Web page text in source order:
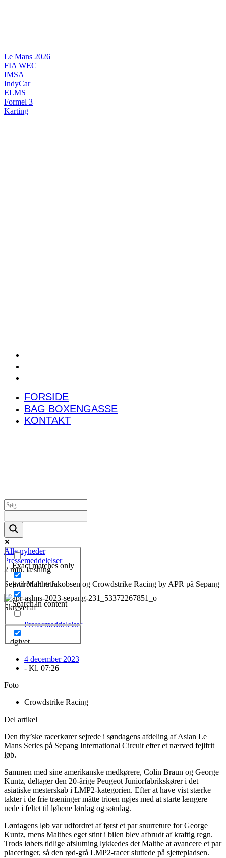
Le Mans 2026
FIA WEC
IMSA
IndyCar
ELMS
Formel 3
Karting
FORSIDE
BAG BOXENGASSE
KONTAKT
Exact matches only
Search in title
Search in content
Alle nyheder
Pressemeddelelser
2 min. læsning
Sejr til Malthe Jakobsen og Crowdstrike Racing by APR på Sepang
Skrevet af
Pressemeddelelser
Udgivet
4 december 2023
- Kl. 07:26
Foto
Crowdstrike Racing
Del artikel
Den thy’ske racerkører sejrede i søndagens afdeling af Asian Le
Mans Series på Sepang International Circuit efter et nærved fejlfrit
løb.
Sammen med sine amerikanske medkørere, Colin Braun og George
Kuntz, deltager den 20-årige Peugeot Juniorfabrikskører i det
asiatiske mesterskab i LMP2-kategorien. Efter at have vist stærke
takter i de frie træninger måtte trioen nøjes med at starte længere
nede i feltet til løbene lørdag og søndag.
Lørdagens løb var udfordret af først et par snurreture for George
Kuntz, mens Malthes eget stint i bilen blev afbrudt af kraftig regn.
Trods løbets tidlige afslutning lykkedes det Malthe at avancere et par
placeringer, så den rød-grå LMP2-racer sluttede på sjettepladsen.